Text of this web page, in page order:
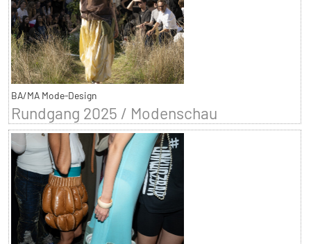
BA/MA Mode-Design
Rundgang 2025 / Modenschau